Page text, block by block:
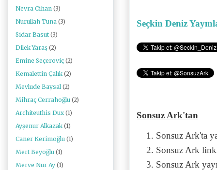
Seçkin Deniz
Sonsuz Ark'tan
Sonsuz Ark'ta
Sonsuz Ark
Sonsuz Ark
Nevra Cihan (3)
Nurullah Tuna (3)
Sidar Basut (3)
Dilek Yaraş (2)
Emine Seçeroviç (2)
Kemalettin Çalık (2)
Mevlude Baysal (2)
Mihraç Cerrahoğlu (2)
Architeuthis Dux (1)
Ayşenur Alkazak (1)
Caner Kerimoğlu (1)
Mert Beyoğlu (1)
Merve Nur Ay (1)